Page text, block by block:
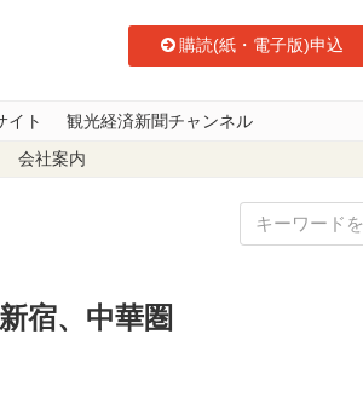
購読(紙・電子版)申込
イト 観光経済新聞チャンネル
会社案内
客向けの配車サービス開始
宿、中華圏